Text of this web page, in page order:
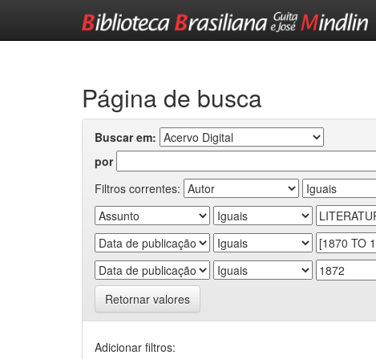
Página de busca
Buscar em:
por
Filtros correntes:
Retornar valores
Adicionar filtros: